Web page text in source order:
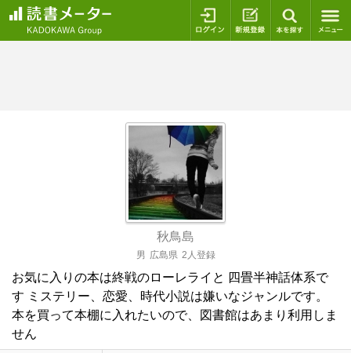
ログイン 新規登録
秋鳥島
男 広島県 2人登録
お気に入りの本は終戦のローレライと 四畳半神話体系で
す ミステリー、恋愛、時代小説は嫌いなジャンルです。
本を買って本棚に入れたいので、図書館はあまり利用しま
せん